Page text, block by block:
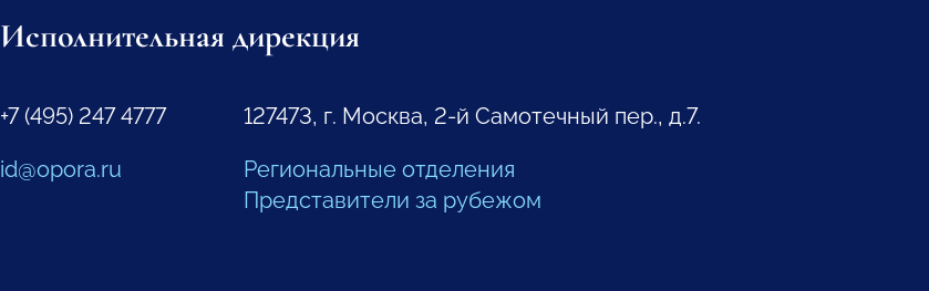
Исполнительная дирекция
+7 (495) 247 4777
id@opora.ru
127473, г. Москва, 2-й Самотечный пер., д.7.
Региональные отделения
Представители за рубежом